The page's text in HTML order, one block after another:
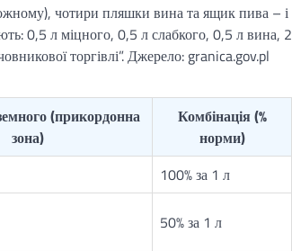
чотири пляшки вина та ящик пива – і
0,5 л міцного, 0,5 л слабкого, 0,5 л вина, 2
торгівлі”. Джерело: granica.gov.pl
(прикордонна
зона)
Комбінація (%
норми)
100% за 1 л
50% за 1 л